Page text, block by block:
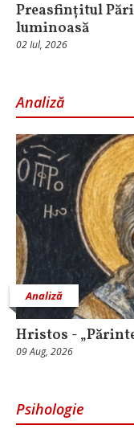
Preasfințitul
luminoasă
02 Iul, 2026
Analiză
Analiză
Hristos -
09 Aug, 2026
Psihologie